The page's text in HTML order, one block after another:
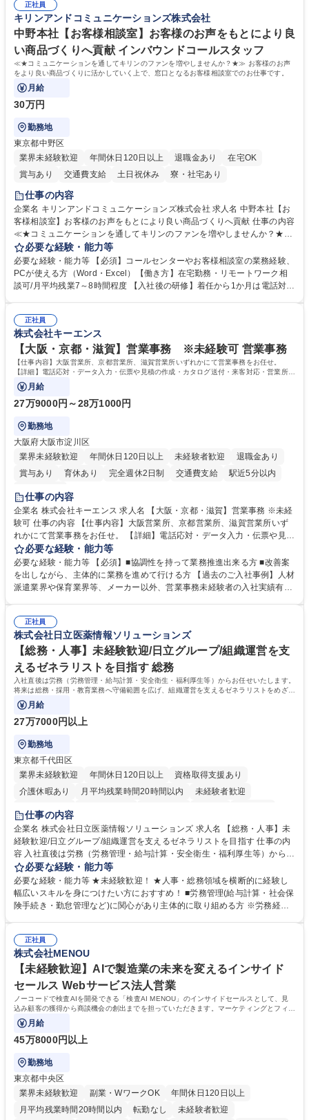
正社員
キリンアンドコミュニケーションズ株式会社
中野本社【お客様相談室】お客様のお声をもとにより良
い商品づくりへ貢献 インバウンドコールスタッフ
≪★コミュニケーションを通してキリンのファンを増やしませんか？★≫ お客様のお声
をより良い商品づくりに活かしていく上で、窓口となるお客様相談室でのお仕事です。
月給
30万円
勤務地
東京都中野区
業界未経験歓迎
年間休日120日以上 退職金あり
在宅OK
賞与あり
交通費支給 土日祝休み 寮・社宅あり
仕事の内容
企業名 キリンアンドコミュニケーションズ株式会社 求人名 中野本社【お
客様相談室】お客様のお声をもとにより良い商品づくりへ貢献 仕事の内容
≪★コミュニケーションを通してキリンのファンを増やしませんか？★≫
お客様のお声をより良い商品づくりに活かしていく上で、窓口となるお客
様相談室でのお仕事です。 日々お客様からいただくキリングループへのご
意見を、企業活動に活かしています。お客様からの声に迅速かつ誠意をも
って対応、情報提供するとともにグループ内活動に反映しています。 【具
平均100件前後■メール・手紙：同上40件前後 募集職種 中野本社【お客様
相談室】お客様のお声をもとにより良い商品づくりへ貢献
必要な経験・能力等
必要な経験・能力等 【必須】コールセンターやお客様相談室の業務経験、
PCが使える方（Word・Excel）【働き方】在宅勤務・リモートワーク相
談可/月平均残業7～8時間程度 【入社後の研修】着任から1か月は電話対応
すのでご安心ください。 【当社について】キリングループの広報機能を担
う会社として、お客様との出会いを大切にし、磨き上げたホスピタリティ
を込めてコミュニケーションをとりながら広報関連業務を行っておりま
す。 学歴・資格 学歴：大学院 大学 高専 短大 専修学校 高校 語学力： 資
格：
正社員
株式会社キーエンス
【大阪・京都・滋賀】営業事務 ※未経験可 営業事務
【仕事内容】大阪営業所、京都営業所、滋賀営業所いずれかにて営業事務をお任せ。
【詳細】電話応対・データ入力・伝票や見積の作成・カタログ送付・来客対応・営業所内
で発生する事務業務や業務改善をお任せ。
月給
27万9000円～28万1000円
勤務地
大阪府大阪市淀川区
業界未経験歓迎
年間休日120日以上 未経験者歓迎
退職金あり
賞与あり
育休あり 完全週休2日制 交通費支給
駅近5分以内
土日祝休み
仕事の内容
企業名 株式会社キーエンス 求人名 【大阪・京都・滋賀】営業事務 ※未経
験可 仕事の内容 【仕事内容】大阪営業所、京都営業所、滋賀営業所いず
れかにて営業事務をお任せ。 【詳細】電話応対・データ入力・伝票や見積
の作成・カタログ送付・来客対応・営業所内で発生する事務業務や業務改
善をお任せ。 【教育制度】ご入社後、育成担当とペアになりながらOJTに
て業務を覚えていただくことが可能です。業務システムがきちんと構築さ
れているため、スムーズに仕事に慣れることができる環境です。また、
募集職種 【大阪・京都・滋賀】営業事務 ※未経験可
必要な経験・能力等
必要な経験・能力等 【必須】■協調性を持って業務推進出来る方 ■改善案
を出しながら、主体的に業務を進めて行ける方 【過去のご入社事例】人材
派遣業界や保育業界等、メーカー以外、営業事務未経験者の入社実績有
えて、お客様や社員の状況に合わせ、能動的なサポート、改善の動きも期
待され。組織を支えるスペシャリストとして、チームに貢献し、結果的に
社員から頼られる存在になることができます。平均19:30の退勤以降の業
務の持ち帰りも禁止されており、メリハリのある働き方となります。 学
歴・資格 学歴：大学院 大学 高専 短大 語学力： 資格：
正社員
株式会社日立医薬情報ソリューションズ
【総務・人事】未経験歓迎/日立グループ/組織運営を支
えるゼネラリストを目指す 総務
入社直後は労務（労務管理・給与計算・安全衛生・福利厚生等）からお任せいたします。
将来は総務・採用・教育業務へ守備範囲を広げ、組織運営を支えるゼネラリストをめざせ
ます。
月給
27万7000円以上
勤務地
東京都千代田区
業界未経験歓迎
年間休日120日以上
資格取得支援あり
介護休暇あり
月平均残業時間20時間以内
未経験者歓迎
住宅手当あり
育休あり
完全週休2日制 交通費支給 土日祝休み 寮・社宅あり
仕事の内容
企業名 株式会社日立医薬情報ソリューションズ 求人名 【総務・人事】未
経験歓迎/日立グループ/組織運営を支えるゼネラリストを目指す 仕事の内
容 入社直後は労務（労務管理・給与計算・安全衛生・福利厚生等）からお
任せいたします。将来は総務・採用・教育業務へ守備範囲を広げ、組織運
営を支えるゼネラリストをめざせます。 ・初期業務：労働時間管理、給与
計算、社会保険対応、福利厚生管理、安全衛生、健康経営推進等をお任せ
します。ご経験に応じて、休職者管理など、幅広く経験を積んでいただき
幅広く経験を積みたい意欲がある方に最適な環境です。 募集職種 【総
務・人事】未経験歓迎/日立グループ/組織運営を支えるゼネラリストを目
指す
必要な経験・能力等
必要な経験・能力等 ★未経験歓迎！ ★人事・総務領域を横断的に経験し
幅広いスキルを身につけたい方におすすめ！ ■労務管理(給与計算・社会保
険手続き・勤怠管理など)に関心があり主体的に取り組める方 ※労務経験
のご経験 ■労務管理（給与計算・社会保険手続き・勤怠管理など）の経験
■衛生管理者の資格をお持ちの方 学歴・資格 学歴：大学院 大学 高専 短大
専修学校 高校 語学力： 資格：
正社員
株式会社MENOU
【未経験歓迎】AIで製造業の未来を変えるインサイド
セールス Webサービス法人営業
ノーコードで検査AIを開発できる「検査AI MENOU」のインサイドセールスとして、見
込み顧客の獲得から商談機会の創出までを担っていただきます。マーケティングとフィー
ルドセールスをつなぐ役割として、
月給
45万8000円以上
勤務地
東京都中央区
業界未経験歓迎
副業・WワークOK
年間休日120日以上
月平均残業時間20時間以内
転勤なし 未経験者歓迎